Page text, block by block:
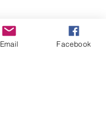
Email Facebook